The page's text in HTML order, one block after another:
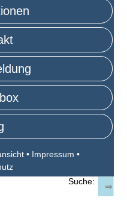
• Impressum •
Suche: